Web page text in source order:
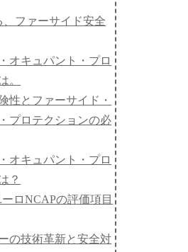
ファーサイド安全
オキュパント・プロ
。
性とファーサイド・
プロテクションの必
オキュパント・プロ
？
ロNCAPの評価項目
の技術革新と安全対